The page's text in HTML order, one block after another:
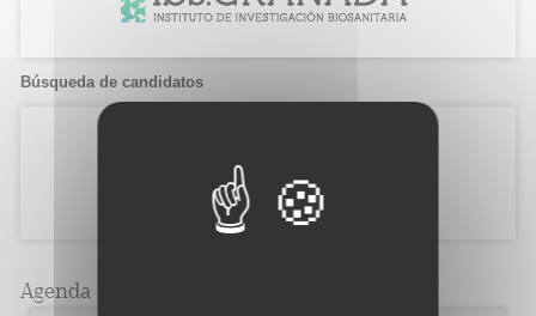
Búsqueda de candidatos
Agenda